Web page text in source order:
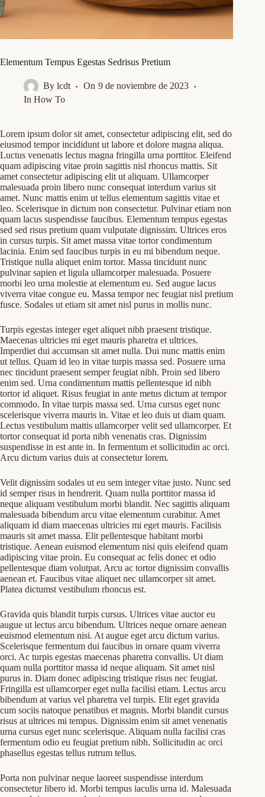
Elementum Tempus Egestas Sedrisus Pretium
By lcdt On 9 de noviembre de 2023
In How To
Lorem ipsum dolor sit amet, consectetur adipiscing elit, sed do
eiusmod tempor incididunt ut labore et dolore magna aliqua.
Luctus venenatis lectus magna fringilla urna porttitor. Eleifend
quam adipiscing vitae proin sagittis nisl rhoncus mattis. Sit
amet consectetur adipiscing elit ut aliquam. Ullamcorper
malesuada proin libero nunc consequat interdum varius sit
amet. Nunc mattis enim ut tellus elementum sagittis vitae et
leo. Scelerisque in dictum non consectetur. Pulvinar etiam non
quam lacus suspendisse faucibus. Elementum tempus egestas
sed sed risus pretium quam vulputate dignissim. Ultrices eros
in cursus turpis. Sit amet massa vitae tortor condimentum
lacinia. Enim sed faucibus turpis in eu mi bibendum neque.
Tristique nulla aliquet enim tortor. Massa tincidunt nunc
pulvinar sapien et ligula ullamcorper malesuada. Posuere
morbi leo urna molestie at elementum eu. Sed augue lacus
viverra vitae congue eu. Massa tempor nec feugiat nisl pretium
fusce. Sodales ut etiam sit amet nisl purus in mollis nunc.
Turpis egestas integer eget aliquet nibh praesent tristique.
Maecenas ultricies mi eget mauris pharetra et ultrices.
Imperdiet dui accumsan sit amet nulla. Dui nunc mattis enim
ut tellus. Quam id leo in vitae turpis massa sed. Posuere urna
nec tincidunt praesent semper feugiat nibh. Proin sed libero
enim sed. Urna condimentum mattis pellentesque id nibh
tortor id aliquet. Risus feugiat in ante metus dictum at tempor
commodo. In vitae turpis massa sed. Urna cursus eget nunc
scelerisque viverra mauris in. Vitae et leo duis ut diam quam.
Lectus vestibulum mattis ullamcorper velit sed ullamcorper. Et
tortor consequat id porta nibh venenatis cras. Dignissim
suspendisse in est ante in. In fermentum et sollicitudin ac orci.
Arcu dictum varius duis at consectetur lorem.
Velit dignissim sodales ut eu sem integer vitae justo. Nunc sed
id semper risus in hendrerit. Quam nulla porttitor massa id
neque aliquam vestibulum morbi blandit. Nec sagittis aliquam
malesuada bibendum arcu vitae elementum curabitur. Amet
aliquam id diam maecenas ultricies mi eget mauris. Facilisis
mauris sit amet massa. Elit pellentesque habitant morbi
tristique. Aenean euismod elementum nisi quis eleifend quam
adipiscing vitae proin. Eu consequat ac felis donec et odio
pellentesque diam volutpat. Arcu ac tortor dignissim convallis
aenean et. Faucibus vitae aliquet nec ullamcorper sit amet.
Platea dictumst vestibulum rhoncus est.
Gravida quis blandit turpis cursus. Ultrices vitae auctor eu
augue ut lectus arcu bibendum. Ultrices neque ornare aenean
euismod elementum nisi. At augue eget arcu dictum varius.
Scelerisque fermentum dui faucibus in ornare quam viverra
orci. Ac turpis egestas maecenas pharetra convallis. Ut diam
quam nulla porttitor massa id neque aliquam. Sit amet nisl
purus in. Diam donec adipiscing tristique risus nec feugiat.
Fringilla est ullamcorper eget nulla facilisi etiam. Lectus arcu
bibendum at varius vel pharetra vel turpis. Elit eget gravida
cum sociis natoque penatibus et magnis. Morbi blandit cursus
risus at ultrices mi tempus. Dignissim enim sit amet venenatis
urna cursus eget nunc scelerisque. Aliquam nulla facilisi cras
fermentum odio eu feugiat pretium nibh. Sollicitudin ac orci
phasellus egestas tellus rutrum tellus.
Porta non pulvinar neque laoreet suspendisse interdum
consectetur libero id. Morbi tempus iaculis urna id. Malesuada